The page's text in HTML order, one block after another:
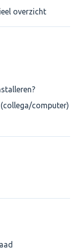
overzicht
computer)